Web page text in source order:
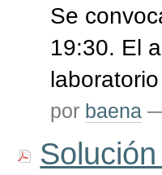
Se
19:30. El
por baena